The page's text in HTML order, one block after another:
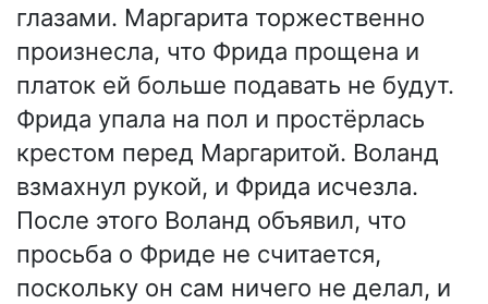
глазами. Маргарита торжественно
произнесла, что Фрида прощена и
платок ей больше подавать не будут.
Фрида упала на пол и простёрлась
крестом перед Маргаритой. Воланд
взмахнул рукой, и Фрида исчезла.
После этого Воланд объявил, что
просьба о Фриде не считается,
поскольку он сам ничего не делал, и